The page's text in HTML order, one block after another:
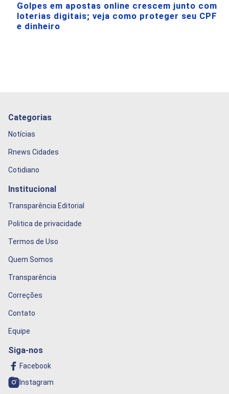
Golpes em apostas online crescem junto com
loterias digitais; veja como proteger seu CPF
e dinheiro
Categorias
Notícias
Rnews Cidades
Cotidiano
Institucional
Transparência Editorial
Politica de privacidade
Termos de Uso
Quem Somos
Transparência
Correções
Contato
Equipe
Siga-nos
Facebook
Instagram